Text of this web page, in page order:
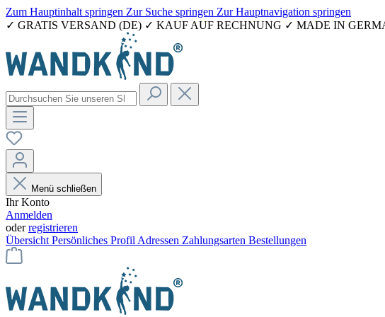
Zum Hauptinhalt springen Zur Suche springen Zur Hauptnavigation springen
✓ GRATIS VERSAND (DE) ✓ KAUF AUF RECHNUNG ✓ MADE IN
Menü schließen
Ihr Konto
Anmelden
oderregistrieren
Übersicht Persönliches Profil Adressen Zahlungsarten Bestellungen